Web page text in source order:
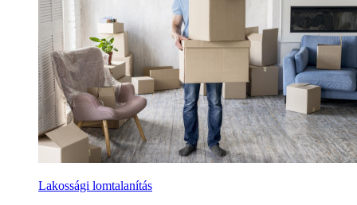
Lakossági lomtalanítás